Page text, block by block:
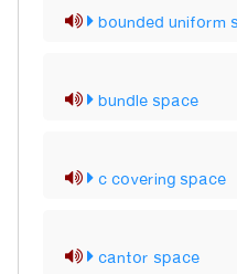
bounded uniform
bundle space
c covering space
cantor space